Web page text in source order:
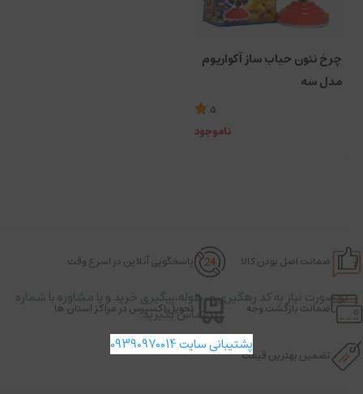
چرخ نئون حباب ساز آکواریوم
مدل سه
5
ناموجود
ضمانت اصل بودن کالا پاسخگویی آنلاین در اسرع وقت
ضمانت بازگشت وجه تحویل اکسپرس در مراکز استان ها
تضمین بهترین قیمت
در صورت نیاز به کد رهگیری مرسوله،پیگیری خرید و یا مشاوره با شماره
زیر تماس بگیرید.
پشتیبانی سایت 09390970014